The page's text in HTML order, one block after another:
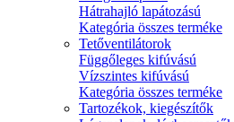
Hátrahajló lapátozású
Kategória összes terméke
Tetőventilátorok
Függőleges kifúvású
Vízszintes kifúvású
Kategória összes terméke
Tartozékok, kiegészítők